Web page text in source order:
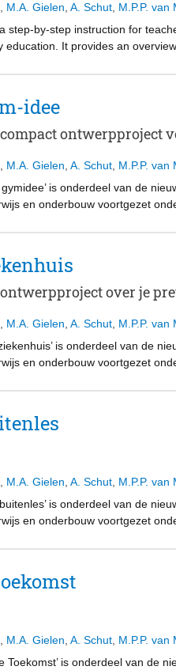
M.A. Gielen A. Schut M.P.P. van
step-by-step instruction for
education. It provides an
life.The guidebook is based
with teachers and
idee
ontwerpproject
M.A. Gielen A. Schut M.P.P. van
is onderdeel van de
en onderbouw voortgezet
en empathie te bevorderen.
en het maken
over je
M.A. Gielen A. Schut M.P.P. van
is onderdeel van de
en onderbouw voortgezet
en empathie te bevorderen.
kiezen met een
M.A. Gielen A. Schut M.P.P. van
is onderdeel van de
en onderbouw voortgezet
en empathie te bevorderen.
het geven van feedback die
M.A. Gielen A. Schut M.P.P. van
Toekomst’ is onderdeel van de